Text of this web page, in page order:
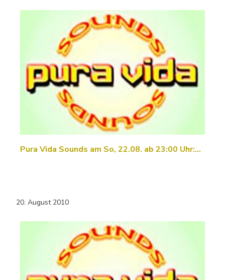
Pura Vida Sounds am So, 22.08. ab 23:00 Uhr:…
20. August 2010